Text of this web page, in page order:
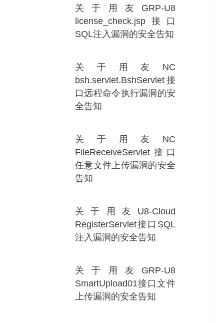
关于用友GRP-U8
license_check.jsp接口
SQL注入漏洞的安全告知
关于用友NC
bsh.servlet.BshServlet接
口远程命令执行漏洞的安
全告知
关于用友NC
FileReceiveServlet接口
任意文件上传漏洞的安全
告知
关于用友U8-Cloud
RegisterServlet接口SQL
注入漏洞的安全告知
关于用友GRP-U8
SmartUpload01接口文件
上传漏洞的安全告知